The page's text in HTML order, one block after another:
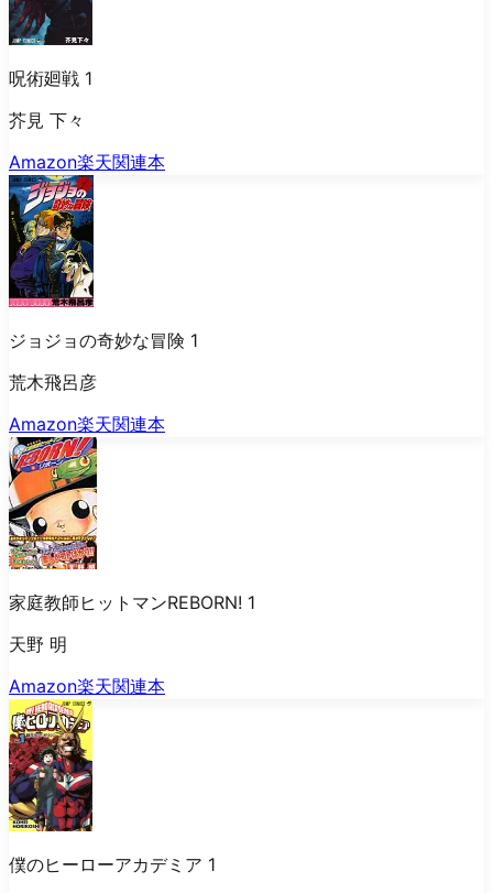
呪術廻戦 1
芥見 下々
Amazon楽天関連本
ジョジョの奇妙な冒険 1
荒木飛呂彦
Amazon楽天関連本
家庭教師ヒットマンREBORN! 1
天野 明
Amazon楽天関連本
僕のヒーローアカデミア 1